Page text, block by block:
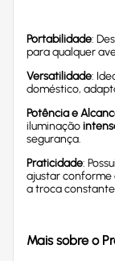
Portabilidade:
para qualquer
Versatilidade:
doméstico,
Potência e
iluminação
segurança.
Praticidade: Possui
ajustar conforme
a troca
Mais sobre o